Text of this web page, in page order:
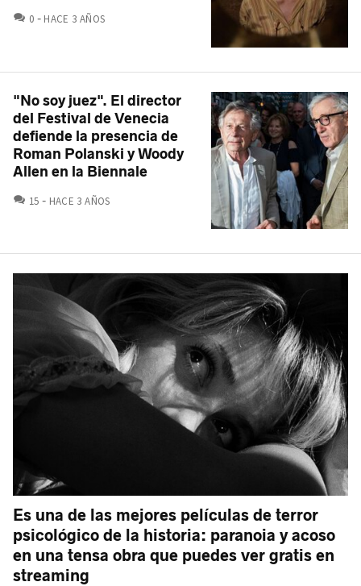
0 COMENTARIOS
HACE 3 AÑOS
"No soy juez". El director
del Festival de Venecia
defiende la presencia de
Roman Polanski y Woody
Allen en la Biennale
15 COMENTARIOS
HACE 3 AÑOS
Es una de las mejores películas de terror
psicológico de la historia: paranoia y acoso
en una tensa obra que puedes ver gratis en
streaming